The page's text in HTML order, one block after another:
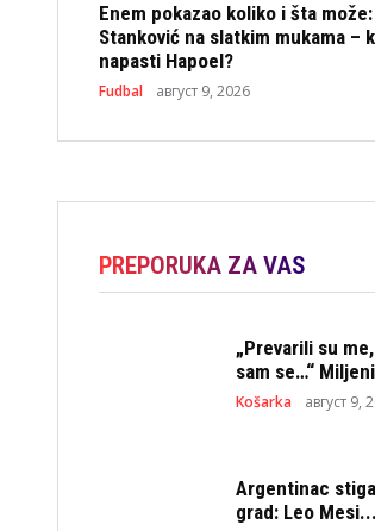
Enem pokazao koliko i šta može:
Stanković na slatkim mukama –
napasti Hapoel?
Fudbal август 9, 2026
PREPORUKA ZA VAS
„Prevarili su
sam se…“
Košarka август 9,
Argentinac
grad: Leo Mesi...